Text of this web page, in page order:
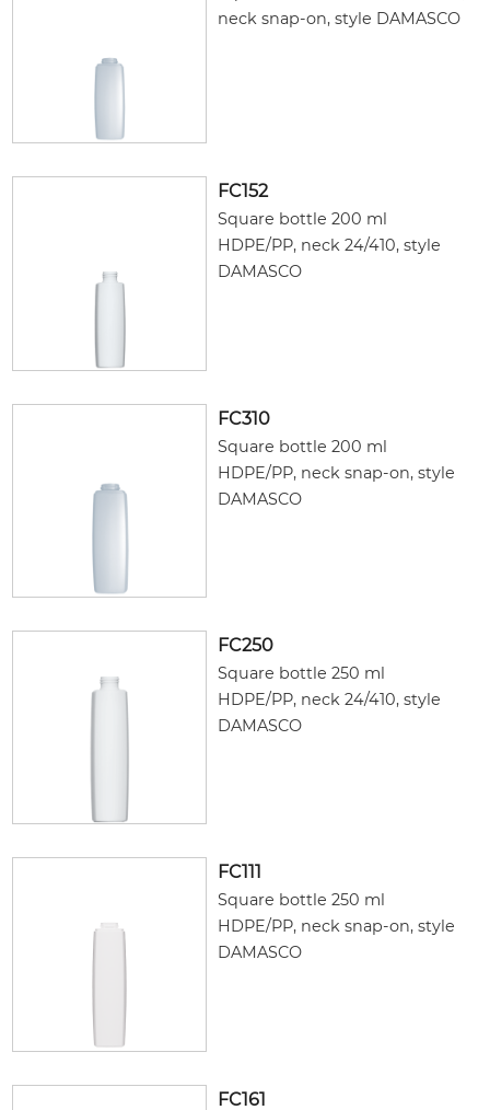
neck snap-on, style DAMASCO
FC152
Square bottle 200 ml
HDPE/PP, neck 24/410, style
DAMASCO
FC310
Square bottle 200 ml
HDPE/PP, neck snap-on, style
DAMASCO
FC250
Square bottle 250 ml
HDPE/PP, neck 24/410, style
DAMASCO
FC111
Square bottle 250 ml
HDPE/PP, neck snap-on, style
DAMASCO
FC161